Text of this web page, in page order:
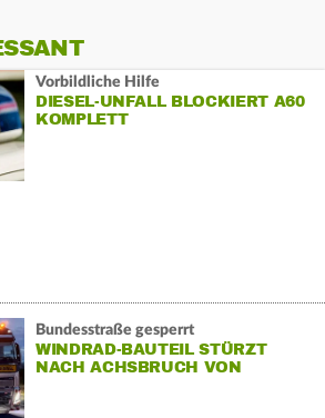
Vorbildliche Hilfe
DIESEL-UNFALL BLOCKIERT A60
KOMPLETT
Bundesstraße gesperrt
WINDRAD-BAUTEIL STÜRZT
NACH ACHSBRUCH VON